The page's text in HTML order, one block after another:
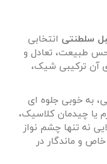
سلطنتی انتخابی
حس طبیعت، تعادل و
آن ترکیبی شیک،
به خوبی جلوه ای
یا چیدمان کلاسیک،
نه تنها چشم نواز
و ماندگار در